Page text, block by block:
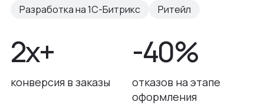
Разработка на 1С-Битрикс
Ритейл
2x+
конверсия в заказы
-40%
отказов на этапе
оформления